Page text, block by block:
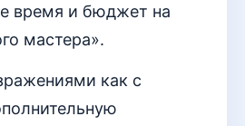
время и бюджет на
мастера».
как с